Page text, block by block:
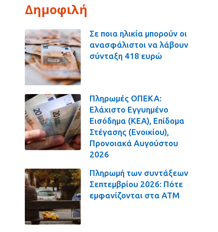
Δημοφιλή
Σε ποια ηλικία μπορούν οι
ανασφάλιστοι να λάβουν
σύνταξη 418 ευρώ
Πληρωμές ΟΠΕΚΑ:
Ελάχιστο Εγγυημένο
Εισόδημα (ΚΕΑ), Επίδομα
Στέγασης (Ενοικίου),
Προνοιακά Αυγούστου
2026
Πληρωμή των συντάξεων
Σεπτεμβρίου 2026: Πότε
εμφανίζονται στα ΑΤΜ